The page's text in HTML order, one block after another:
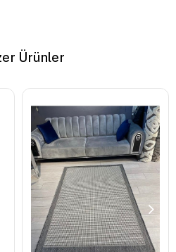
durdu diğer odalarada
Ürünler